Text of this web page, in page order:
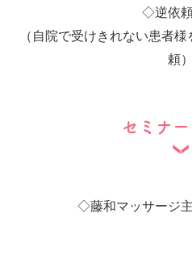
◇逆依
（自院で受けきれない患者
頼）
セミナ
◇藤和マッサージ